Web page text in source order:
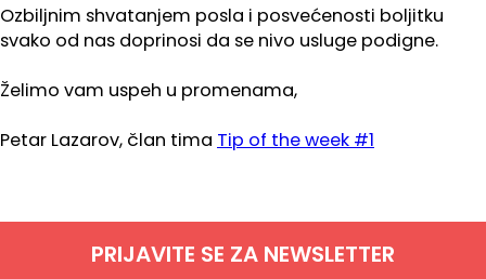
Ozbiljnim shvatanjem posla i posvećenosti boljitku
svako od nas doprinosi da se nivo usluge podigne.
Želimo vam uspeh u promenama,
Petar Lazarov, član tima Tip of the week #1
PRIJAVITE SE ZA NEWSLETTER